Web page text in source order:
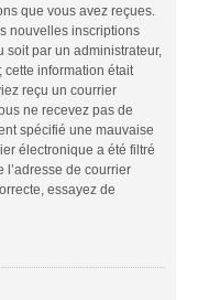
que vous avez reçues.
nouvelles inscriptions
soit par un administrateur,
information était
reçu un courrier
ne recevez pas de
spécifié une mauvaise
électronique a été filtré
l’adresse de courrier
essayez de